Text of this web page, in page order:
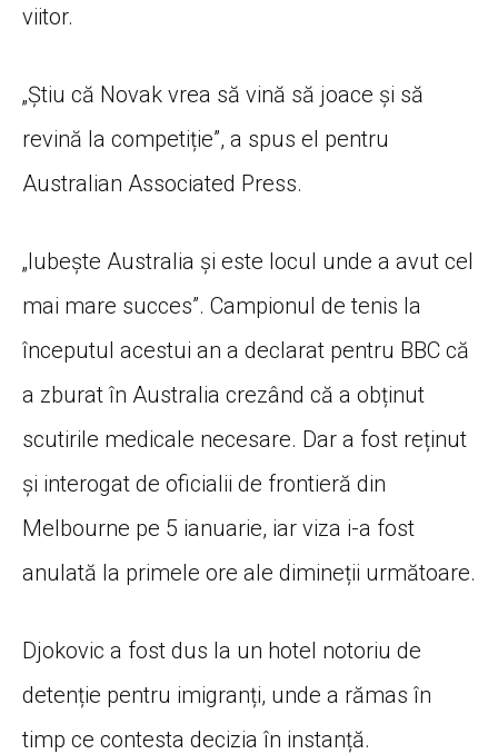
viitor.
„Știu că Novak vrea să vină să joace și să
revină la competiție”, a spus el pentru
Australian Associated Press.
„Iubește Australia și este locul unde a avut cel
mai mare succes”. Campionul de tenis la
începutul acestui an a declarat pentru BBC că
a zburat în Australia crezând că a obținut
scutirile medicale necesare. Dar a fost reținut
și interogat de oficialii de frontieră din
Melbourne pe 5 ianuarie, iar viza i-a fost
anulată la primele ore ale dimineții următoare.
Djokovic a fost dus la un hotel notoriu de
detenție pentru imigranți, unde a rămas în
timp ce contesta decizia în instanță.